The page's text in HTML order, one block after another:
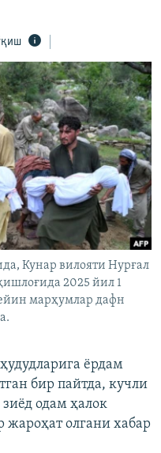
Кунар вилояти Нурғал
2025 йил 1
марҳумлар дафн
ёрдам
бир пайтда, кучли
одам ҳалок
жароҳат олгани хабар